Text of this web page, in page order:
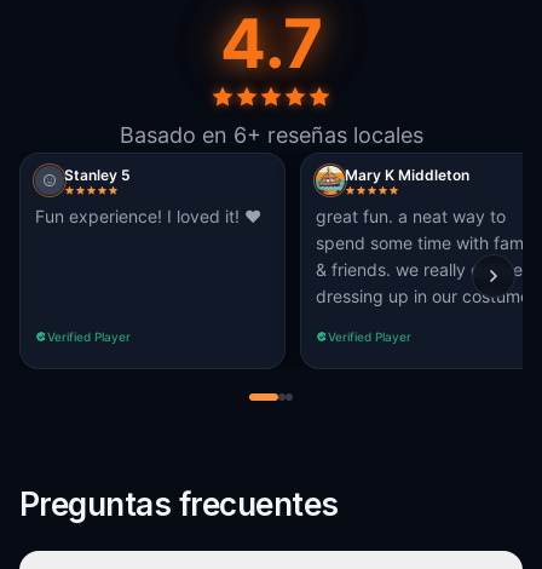
4.7
Basado en 6+ reseñas locales
Stanley 5
Fun experience! I loved it! ❤️
Verified Player
Mary K Middleton
great fun. a neat way to
spend some time with family
& friends. we really enjoyed
dressing up in our costumes
Verified Player
Preguntas frecuentes